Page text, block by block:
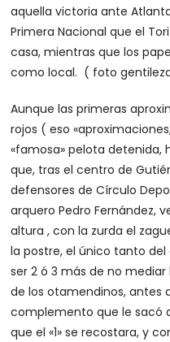
aquella victoria ante
Primera Nacional que el
casa, mientras que los
como local. ( foto
Aunque las primeras
rojos ( eso
«famosa» pelota detenida,
que, tras el centro de
defensores de Círculo
arquero Pedro Fernández,
altura , con la zurda el
la postre, el único tanto
ser 2 ó 3 más de no
de los otamendinos, antes
complemento que le sacó
que el «1» se recostara, y